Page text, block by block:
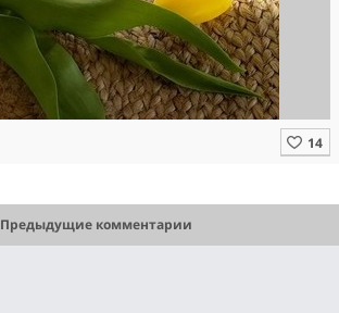
Предыдущие комментарии